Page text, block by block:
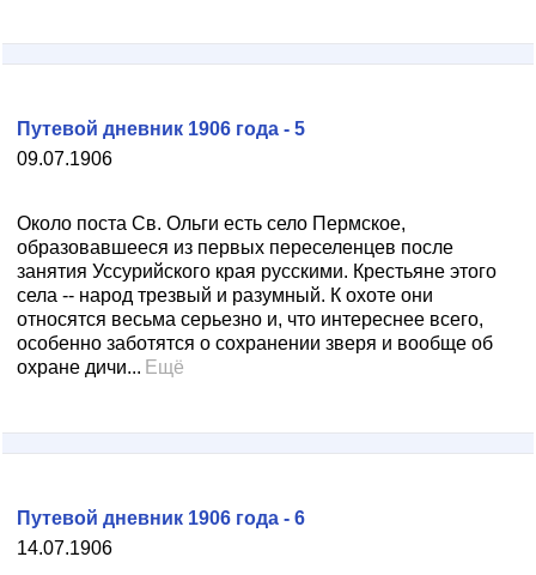
09.07.1906
Путевой дневник 1906 года - 5
Около поста Св. Ольги есть село Пермское,
образовавшееся из первых переселенцев после
занятия Уссурийского края русскими. Крестьяне этого
села -- народ трезвый и разумный. К охоте они
относятся весьма серьезно и, что интереснее всего,
особенно заботятся о сохранении зверя и вообще об
охране дичи... Ещё
14.07.1906
Путевой дневник 1906 года - 6